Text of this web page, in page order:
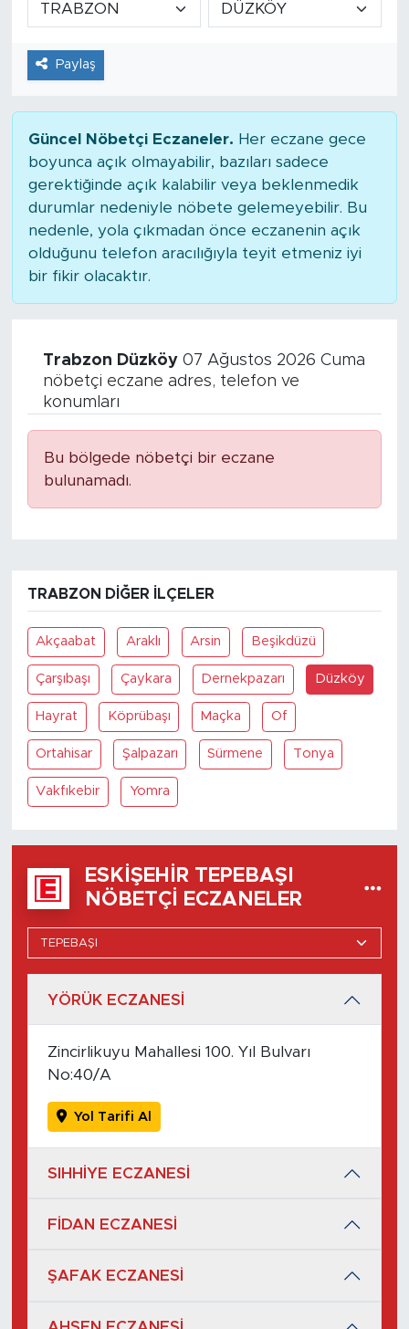
Paylaş
Güncel Nöbetçi Eczaneler. Her eczane gece
boyunca açık olmayabilir, bazıları sadece
gerektiğinde açık kalabilir veya beklenmedik
durumlar nedeniyle nöbete gelemeyebilir. Bu
nedenle, yola çıkmadan önce eczanenin açık
olduğunu telefon aracılığıyla teyit etmeniz iyi
bir fikir olacaktır.
Trabzon Düzköy07 Ağustos 2026 Cuma
nöbetçi eczane adres, telefon ve
konumları
Bu bölgede nöbetçi bir eczane
bulunamadı.
TRABZON DIĞER İLÇELER
Akçaabat Araklı Arsin Beşikdüzü
Çarşıbaşı Çaykara Dernekpazarı Düzköy
Hayrat Köprübaşı Maçka Of
Ortahisar Şalpazarı Sürmene Tonya
Vakfıkebir Yomra
ESKIŞEHIR TEPEBAŞI
NÖBETÇI ECZANELER
YÖRÜK ECZANESİ
Zincirlikuyu Mahallesi 100. Yıl Bulvarı
No:40/A
Yol Tarifi Al
SIHHİYE ECZANESİ
FİDAN ECZANESİ
ŞAFAK ECZANESİ
Tarihçe
Resmi İlanlar
Foto Şaka
Politika